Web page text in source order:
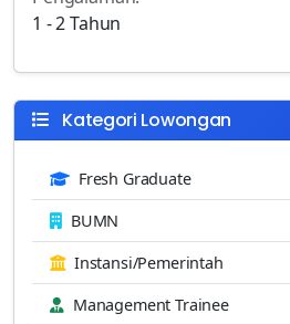
1 - 2 Tahun
Kategori Lowongan
Fresh Graduate
BUMN
Instansi/Pemerintah
Management Trainee